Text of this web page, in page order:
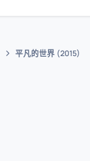
平凡的世界 (2015)